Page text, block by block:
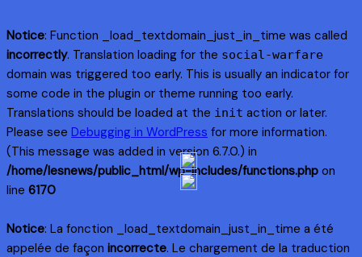
Notice: Function _load_textdomain_just_in_time was called
incorrectly. Translation loading for the social-warfare
domain was triggered too early. This is usually an indicator for
some code in the plugin or theme running too early.
Translations should be loaded at the init action or later.
Please see Debugging in WordPress for more information.
(This message was added in version 6.7.0.) in
/home/lesnews/public_html/wp-includes/functions.php on
line 6170
Notice: La fonction _load_textdomain_just_in_time a été
appelée de façon incorrecte. Le chargement de la traduction